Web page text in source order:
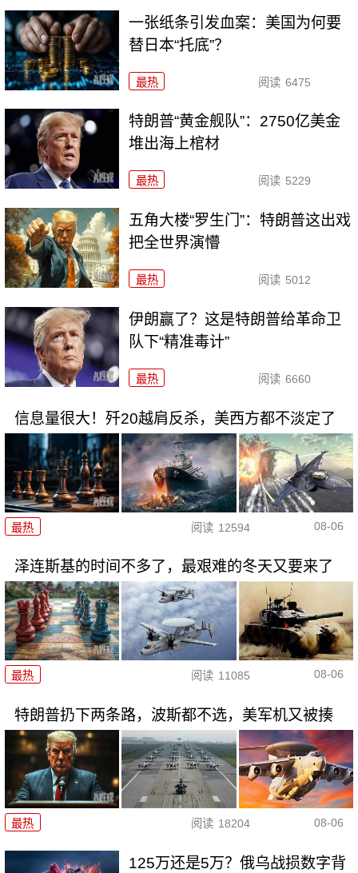
一张纸条引发血案：美国为何要
替日本“托底”？
最热 阅读 6475
特朗普“黄金舰队”：2750亿美金
堆出海上棺材
最热 阅读 5229
五角大楼“罗生门”：特朗普这出戏
把全世界演懵
最热 阅读 5012
伊朗赢了？这是特朗普给革命卫
队下“精准毒计”
最热 阅读 6660
信息量很大！歼20越肩反杀，美西方都不淡定了
最热 阅读 12594 08-06
泽连斯基的时间不多了，最艰难的冬天又要来了
最热 阅读 11085 08-06
特朗普扔下两条路，波斯都不选，美军机又被揍
最热 阅读 18204 08-06
125万还是5万？俄乌战损数字背